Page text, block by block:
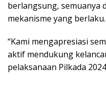
berlangsung, semuanya
mekanisme yang berlaku.
“Kami mengapresiasi
aktif mendukung
pelaksanaan Pilkada